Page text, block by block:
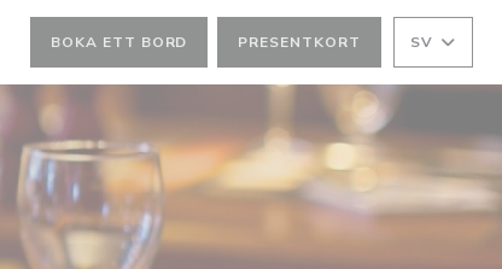
BOKA ETT BORD PRESENTKORT SV